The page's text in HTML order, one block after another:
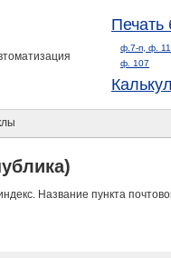
Печать
ф.7-п, ф.
ф. 107
Название пункта